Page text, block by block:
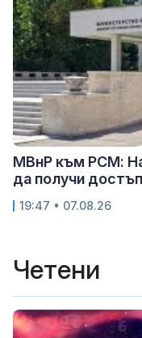
МВнР към РСМ:
да получи
19:47 • 07.08.26
Четени